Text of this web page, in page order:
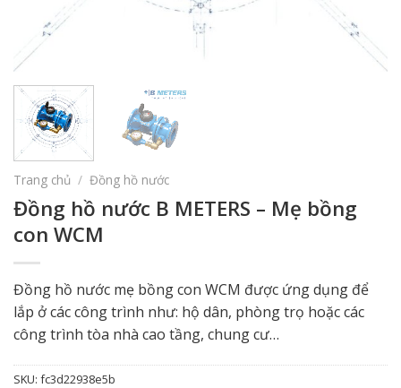
Trang chủ / Đồng hồ nước
Đồng hồ nước B METERS – Mẹ bồng
con WCM
Đồng hồ nước mẹ bồng con WCM được ứng dụng để
lắp ở các công trình như: hộ dân, phòng trọ hoặc các
công trình tòa nhà cao tầng, chung cư…
SKU: fc3d22938e5b